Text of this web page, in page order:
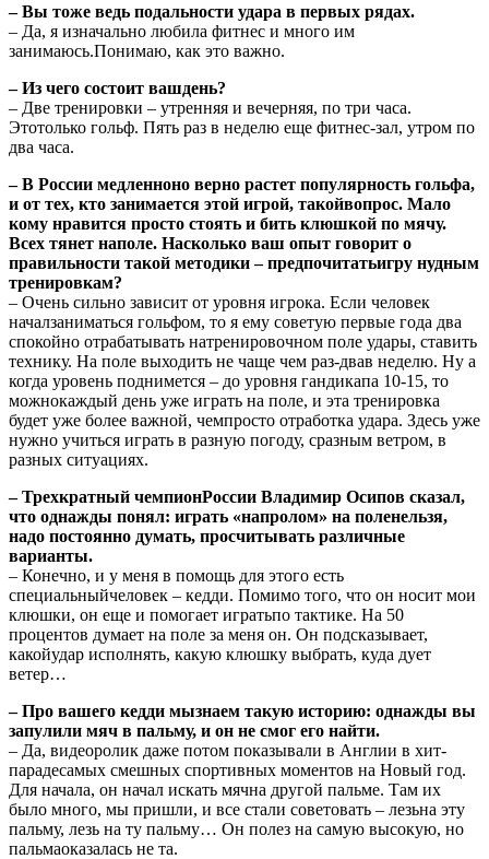
– Вы тоже ведь подальности удара в первых рядах.
– Да, я изначально любила фитнес и много им
занимаюсь.Понимаю, как это важно.
– Из чего состоит вашдень?
– Две тренировки – утренняя и вечерняя, по три часа.
Этотолько гольф. Пять раз в неделю еще фитнес-зал, утром по
два часа.
– В России медленноно верно растет популярность гольфа,
и от тех, кто занимается этой игрой, такойвопрос. Мало
кому нравится просто стоять и бить клюшкой по мячу.
Всех тянет наполе. Насколько ваш опыт говорит о
правильности такой методики – предпочитатьигру нудным
тренировкам?
– Очень сильно зависит от уровня игрока. Если человек
началзаниматься гольфом, то я ему советую первые года два
спокойно отрабатывать натренировочном поле удары, ставить
технику. На поле выходить не чаще чем раз-двав неделю. Ну а
когда уровень поднимется – до уровня гандикапа 10-15, то
можнокаждый день уже играть на поле, и эта тренировка
будет уже более важной, чемпросто отработка удара. Здесь уже
нужно учиться играть в разную погоду, сразным ветром, в
разных ситуациях.
– Трехкратный чемпионРоссии Владимир Осипов сказал,
что однажды понял: играть «напролом» на поленельзя,
надо постоянно думать, просчитывать различные
варианты.
– Конечно, и у меня в помощь для этого есть
специальныйчеловек – кедди. Помимо того, что он носит мои
клюшки, он еще и помогает игратьпо тактике. На 50
процентов думает на поле за меня он. Он подсказывает,
какойудар исполнять, какую клюшку выбрать, куда дует
ветер…
– Про вашего кедди мызнаем такую историю: однажды вы
запулили мяч в пальму, и он не смог его найти.
– Да, видеоролик даже потом показывали в Англии в хит-
парадесамых смешных спортивных моментов на Новый год.
Для начала, он начал искать мячна другой пальме. Там их
было много, мы пришли, и все стали советовать – лезьна эту
пальму, лезь на ту пальму… Он полез на самую высокую, но
пальмаоказалась не та.